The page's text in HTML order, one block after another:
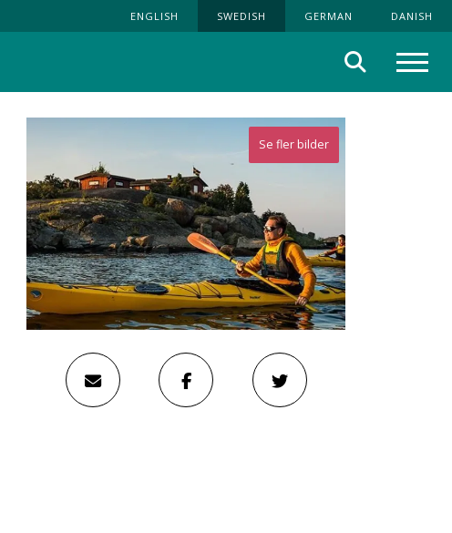
ENGLISH SWEDISH GERMAN DANISH
Sök
Se fler bilder